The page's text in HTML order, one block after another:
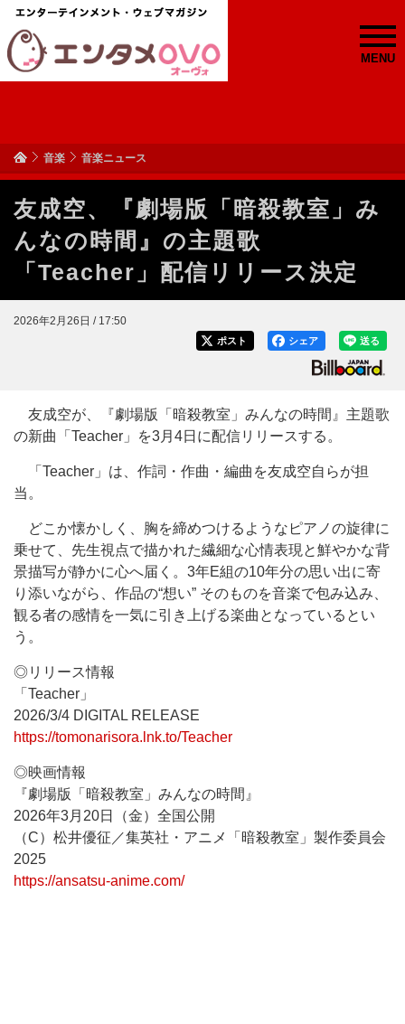
MENU
音楽 音楽ニュース
友成空、『劇場版「暗殺教室」み
んなの時間』の主題歌
「Teacher」配信リリース決定
2026年2月26日 / 17:50
送る
シェア
ポスト
友成空が、『劇場版「暗殺教室」みんなの時間』主題歌
の新曲「Teacher」を3月4日に配信リリースする。
「Teacher」は、作詞・作曲・編曲を友成空自らが担
当。
どこか懐かしく、胸を締めつけるようなピアノの旋律に
乗せて、先生視点で描かれた繊細な心情表現と鮮やかな背
景描写が静かに心へ届く。3年E組の10年分の思い出に寄
り添いながら、作品の“想い” そのものを音楽で包み込み、
観る者の感情を一気に引き上げる楽曲となっているとい
う。
◎リリース情報
「Teacher」
2026/3/4 DIGITAL RELEASE
https://tomonarisora.lnk.to/Teacher
◎映画情報
『劇場版「暗殺教室」みんなの時間』
2026年3月20日（金）全国公開
（C）松井優征／集英社・アニメ「暗殺教室」製作委員会
2025
https://ansatsu-anime.com/